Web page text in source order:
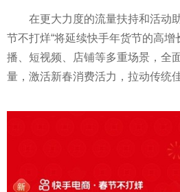
在更大力度的流量扶持和活动
节不打烊“将延续快手年货节的高
播、短视频、店铺等多重场景，全
量，激活新春消费活力，拉动传统